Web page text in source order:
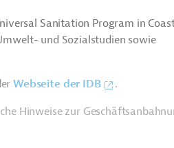
Sanitation Program in
und Sozialstudien sowie
Webseite der IDB
.
Hinweise zur